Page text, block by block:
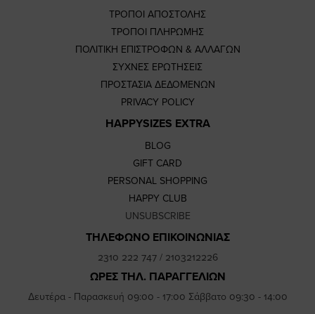
ΤΡΟΠΟΙ ΑΠΟΣΤΟΛΗΣ
ΤΡΟΠΟΙ ΠΛΗΡΩΜΗΣ
ΠΟΛΙΤΙΚΗ ΕΠΙΣΤΡΟΦΩΝ & ΑΛΛΑΓΩΝ
ΣΥΧΝΕΣ ΕΡΩΤΗΣΕΙΣ
ΠΡΟΣΤΑΣΙΑ ΔΕΔΟΜΕΝΩΝ
PRIVACY POLICY
HAPPYSIZES EXTRA
BLOG
GIFT CARD
PERSONAL SHOPPING
HAPPY CLUB
UNSUBSCRIBE
ΤΗΛΕΦΩΝΟ ΕΠΙΚΟΙΝΩΝΙΑΣ
2310 222 747/ 2103212226
ΩΡΕΣ ΤΗΛ. ΠΑΡΑΓΓΕΛΙΩΝ
Δευτέρα - Παρασκευή 09:00 - 17:00 Σάββατο 09:30 - 14:00